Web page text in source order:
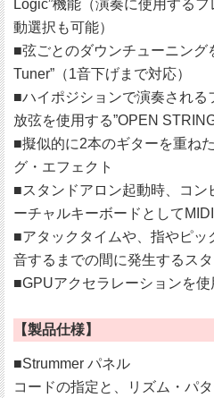
Logic”機能（演奏に使用する
動選択も可能）
■弦ごとのダウンチューニング
Tuner”（1音下げまで対応）
■ハイポジションで演奏される
放弦を使用する”OPEN
■擬似的に2本のギターを重ね
グ・エフェクト
■スタンドアロン起動時、コ
ーチャルキーボードとしてMIDI
■アタックタイムや、指やピッ
音するまでの間に発生するス
■GPUアクセラレーションを使
【製品仕様】
■Strummer パネル
コードの指定と、リズム・パ